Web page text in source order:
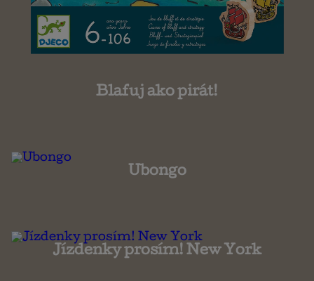
Blafuj ako pirát!
Ubongo
Jízdenky prosím! New York